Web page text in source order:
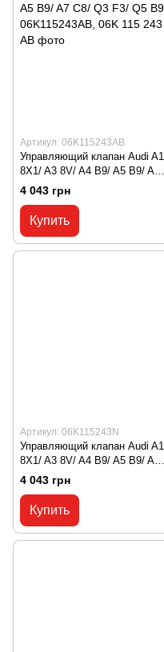
Артикул: 06K115243AB
Управляющий клапан Audi A1
8X1/ A3 8V/ A4 B9/ A5 B9/ A7
C8/ Q3 F3/ Q5 B9
06K115243AB, 06K 115 243 AB
4 043 грн
Купить
Артикул: 06K115243N
Управляющий клапан Audi A1
8X1/ A3 8V/ A4 B9/ A5 B9/ A7
C8/ Q3 F3/ Q5 B9 06K115243N,
06K 115 243 N
4 043 грн
Купить